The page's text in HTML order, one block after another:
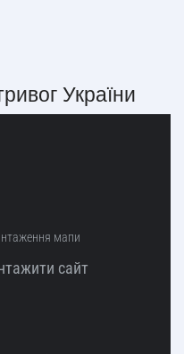
України